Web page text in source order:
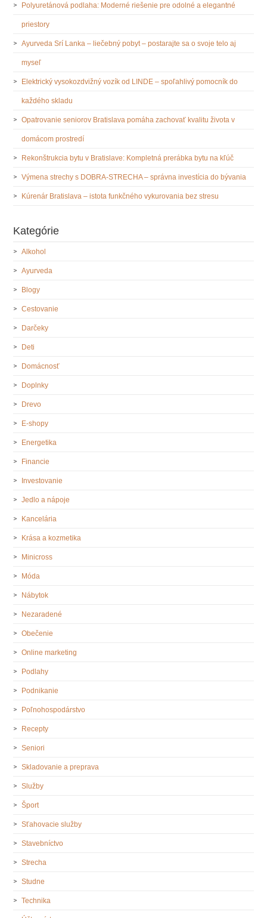
Polyuretánová podlaha: Moderné riešenie pre odolné a elegantné
priestory
Ayurveda Srí Lanka – liečebný pobyt – postarajte sa o svoje telo aj
myseľ
Elektrický vysokozdvižný vozík od LINDE – spoľahlivý pomocník do
každého skladu
Opatrovanie seniorov Bratislava pomáha zachovať kvalitu života v
domácom prostredí
Rekonštrukcia bytu v Bratislave: Kompletná prerábka bytu na kľúč
Výmena strechy s DOBRA-STRECHA – správna investícia do bývania
Kúrenár Bratislava – istota funkčného vykurovania bez stresu
Kategórie
Alkohol
Ayurveda
Blogy
Cestovanie
Darčeky
Deti
Domácnosť
Doplnky
Drevo
E-shopy
Energetika
Financie
Investovanie
Jedlo a nápoje
Kancelária
Krása a kozmetika
Minicross
Móda
Nábytok
Nezaradené
Obečenie
Online marketing
Podlahy
Podnikanie
Poľnohospodárstvo
Recepty
Seniori
Skladovanie a preprava
Služby
Šport
Sťahovacie služby
Stavebníctvo
Strecha
Studne
Technika